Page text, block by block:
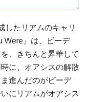
たリアムのキャリ
Were』は、ビーデ
、きちんと昇華して
に、オアシスの解散
進んだのがビーデ
にリアムがオアシス